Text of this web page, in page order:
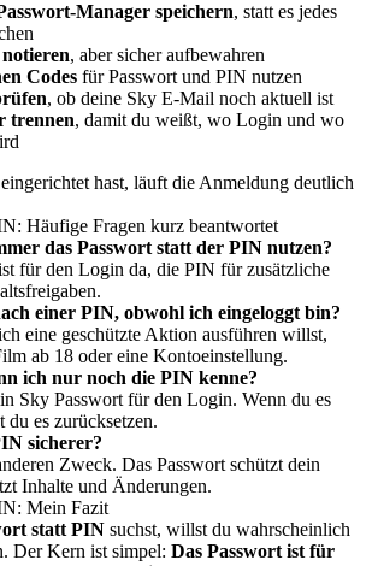
Manager speichern, statt es jedes
, aber sicher aufbewahren
Codes für Passwort und PIN nutzen
, ob deine Sky E-Mail noch aktuell ist
trennen, damit du weißt, wo Login und wo
hast, läuft die Anmeldung deutlich
Häufige Fragen kurz beantwortet
das Passwort statt der PIN nutzen?
für den Login da, die PIN für zusätzliche
einer PIN, obwohl ich eingeloggt bin?
eine geschützte Aktion ausführen willst,
ab 18 oder eine Kontoeinstellung.
ich nur noch die PIN kenne?
Sky Passwort für den Login. Wenn du es
du es zurücksetzen.
sicherer?
Zweck. Das Passwort schützt dein
Inhalte und Änderungen.
Mein Fazit
statt PIN suchst, willst du wahrscheinlich
Der Kern ist simpel: Das Passwort ist für